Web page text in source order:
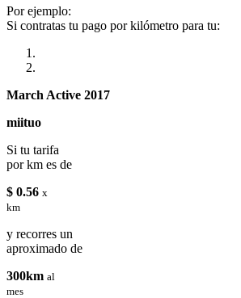
Por ejemplo:
Si contratas tu pago por kilómetro para tu:
March Active 2017
miituo
Si tu tarifa
por km es de
$ 0.56 x
km
y recorres un
aproximado de
300km al
mes